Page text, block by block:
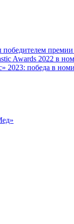
Awards 2022 в
2023: победа в